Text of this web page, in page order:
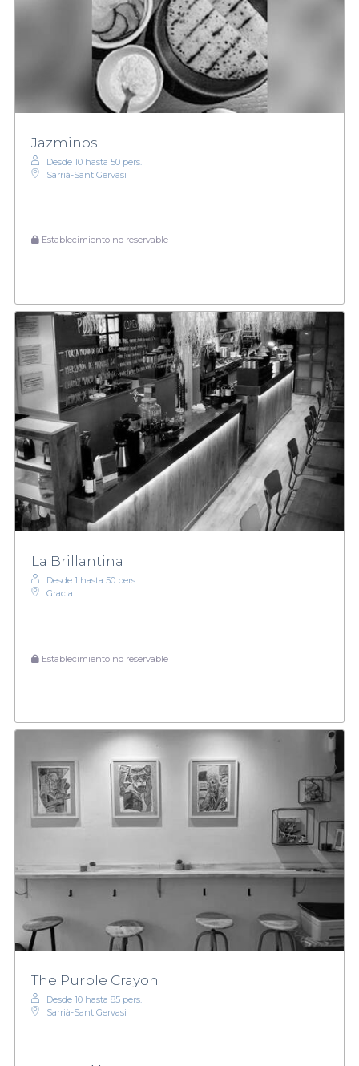
Jazminos
Desde 10 hasta 50 pers.
Sarrià-Sant Gervasi
Establecimiento no reservable
La Brillantina
Desde 1 hasta 50 pers.
Gracia
Establecimiento no reservable
The Purple Crayon
Desde 10 hasta 85 pers.
Sarrià-Sant Gervasi